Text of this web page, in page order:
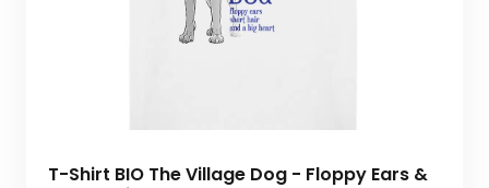
T-Shirt BIO The Village Dog - Floppy Ears &